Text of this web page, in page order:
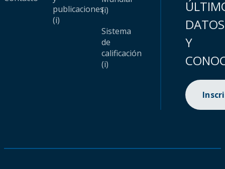
publicaciones
(i)
(i)
Sistema
de
calificación
(i)
DATOS
Y